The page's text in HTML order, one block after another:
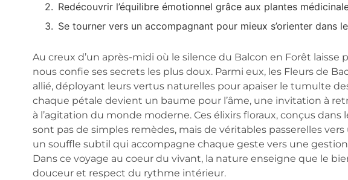
Redécouvrir l’équilibre émotionnel grâce aux plantes
Se tourner vers un accompagnant pour mieux s’orienter dans
Au creux d’un après-midi où le silence du Balcon en Forêt laisse
nous confie ses secrets les plus doux. Parmi eux, les Fleurs de
allié, déployant leurs vertus naturelles pour apaiser le tumulte
chaque pétale devient un baume pour l’âme, une invitation à
à l’agitation du monde moderne. Ces élixirs floraux, conçus dans
sont pas de simples remèdes, mais de véritables passerelles
un souffle subtil qui accompagne chaque geste vers une
Dans ce voyage au coeur du vivant, la nature enseigne que le
douceur et respect du rythme intérieur.